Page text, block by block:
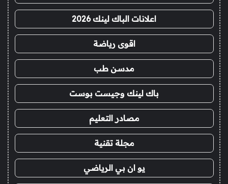
اعلانات الباك لينك 2026
اقوى رياضة
مدسن طب
باك لينك وجيست بوست
مصادر التعليم
مجلة تقنية
يو ان بي الرياضي